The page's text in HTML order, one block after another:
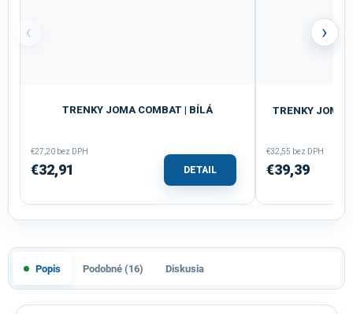
‹
TRENKY JOMA COMBAT | BÍLÁ
€27,20 bez DPH
€32,91 DETAIL
TRENKY JOMA
€32,55 bez DPH
€39,39
›
Popis Podobné (16) Diskusia